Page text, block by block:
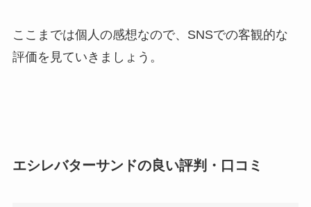
ここまでは個人の感想なので、SNSでの客観的な
評価を見ていきましょう。
エシレバターサンドの良い評判・口コミ